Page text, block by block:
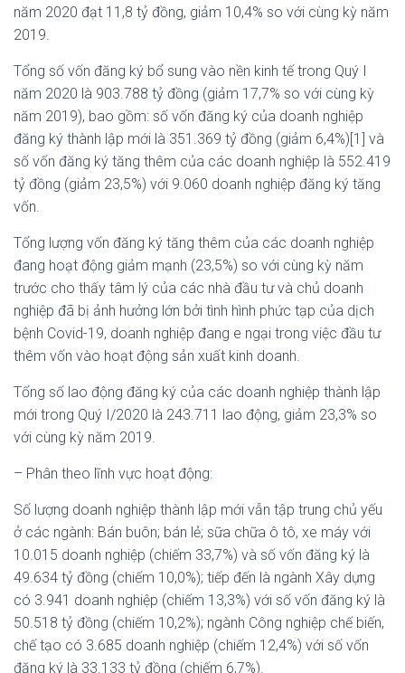
năm 2020 đạt 11,8 tỷ đồng, giảm 10,4% so với cùng kỳ năm
2019.
Tổng số vốn đăng ký bổ sung vào nền kinh tế trong Quý I
năm 2020 là 903.788 tỷ đồng (giảm 17,7% so với cùng kỳ
năm 2019), bao gồm: số vốn đăng ký của doanh nghiệp
đăng ký thành lập mới là 351.369 tỷ đồng (giảm 6,4%)[1] và
số vốn đăng ký tăng thêm của các doanh nghiệp là 552.419
tỷ đồng (giảm 23,5%) với 9.060 doanh nghiệp đăng ký tăng
vốn.
Tổng lượng vốn đăng ký tăng thêm của các doanh nghiệp
đang hoạt động giảm mạnh (23,5%) so với cùng kỳ năm
trước cho thấy tâm lý của các nhà đầu tư và chủ doanh
nghiệp đã bị ảnh hưởng lớn bởi tình hình phức tạp của dịch
bệnh Covid-19, doanh nghiệp đang e ngại trong việc đầu tư
thêm vốn vào hoạt động sản xuất kinh doanh.
Tổng số lao động đăng ký của các doanh nghiệp thành lập
mới trong Quý I/2020 là 243.711 lao động, giảm 23,3% so
với cùng kỳ năm 2019.
– Phân theo lĩnh vực hoạt động:
Số lượng doanh nghiệp thành lập mới vẫn tập trung chủ yếu
ở các ngành: Bán buôn; bán lẻ; sữa chữa ô tô, xe máy với
10.015 doanh nghiệp (chiếm 33,7%) và số vốn đăng ký là
49.634 tỷ đồng (chiếm 10,0%); tiếp đến là ngành Xây dựng
có 3.941 doanh nghiệp (chiếm 13,3%) với số vốn đăng ký là
50.518 tỷ đồng (chiếm 10,2%); ngành Công nghiệp chế biến,
chế tạo có 3.685 doanh nghiệp (chiếm 12,4%) với số vốn
đăng ký là 33.133 tỷ đồng (chiếm 6,7%).